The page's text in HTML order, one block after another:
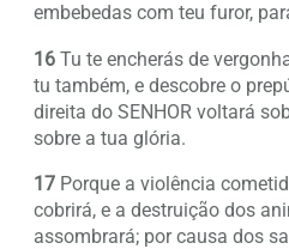
embebedas com teu furor,
16 Tu te encherás de
tu também, e descobre o
direita do SENHOR voltará
sobre a tua glória.
17 Porque a violência
cobrirá, e a destruição dos
assombrará; por causa dos